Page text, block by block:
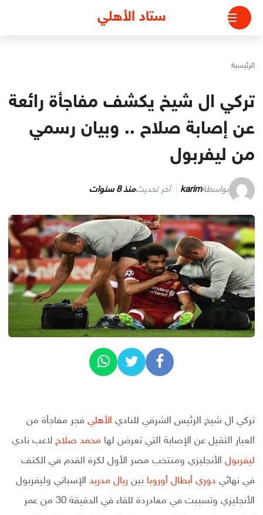
التجاوز
المحتوى
ستاد الأهلي
الرئيسية
تركي ال شيخ يكشف مفاجأة رائعة
عن إصابة صلاح .. وبيان رسمي
من ليفربول
بواسطةkarim آخر تحديثمنذ 8 سنوات
تركي ال شيخ الرئيس الشرفي للنادي الأهلي فجر مفاجأة من
العيار الثقيل عن الإصابة التي تعرض لها محمد صلاح لاعب نادي
ليفربول الأنجليزي ومنتخب مصر الأول لكرة القدم في الكتف
في نهائي دوري أبطال أوروبا بين ريال مدريد الإسباني وليفربول
الأنجليزي وتسببت في مغادردة للقاء في الدقيقة 30 من عمر